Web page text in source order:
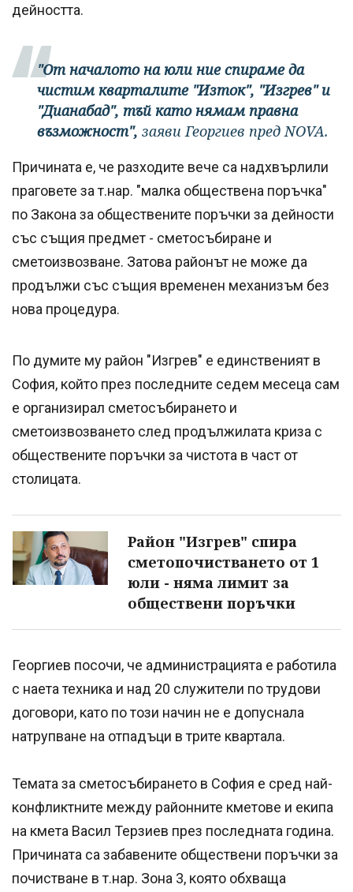
дейността.
"От началото на юли ние спираме да
чистим кварталите "Изток", "Изгрев" и
"Дианабад", тъй като нямам правна
възможност", заяви Георгиев пред NOVA.
Причината е, че разходите вече са надхвърлили
праговете за т.нар. "малка обществена поръчка"
по Закона за обществените поръчки за дейности
със същия предмет - сметосъбиране и
сметоизвозване. Затова районът не може да
продължи със същия временен механизъм без
нова процедура.
По думите му район "Изгрев" е единственият в
София, който през последните седем месеца сам
е организирал сметосъбирането и
сметоизвозването след продължилата криза с
обществените поръчки за чистота в част от
столицата.
Район "Изгрев" спира
сметопочистването от 1
юли - няма лимит за
обществени поръчки
Георгиев посочи, че администрацията е работила
с наета техника и над 20 служители по трудови
договори, като по този начин не е допуснала
натрупване на отпадъци в трите квартала.
Темата за сметосъбирането в София е сред най-
конфликтните между районните кметове и екипа
на кмета Васил Терзиев през последната година.
Причината са забавените обществени поръчки за
почистване в т.нар. Зона 3, която обхваща